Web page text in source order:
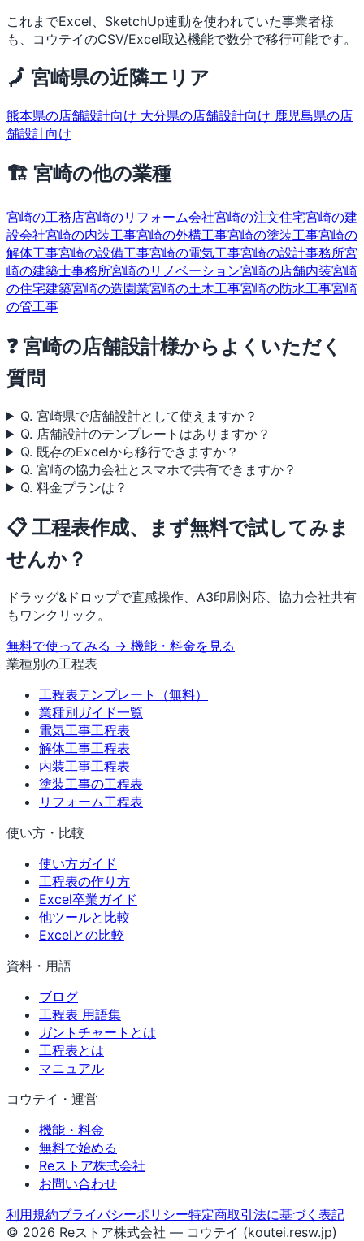
これまでExcel、SketchUp連動を使われていた事業者様
も、コウテイのCSV/Excel取込機能で数分で移行可能です。
🗾 宮崎県の近隣エリア
熊本県の店舗設計向け 大分県の店舗設計向け 鹿児島県の店
舗設計向け
🏗 宮崎の他の業種
宮崎の工務店宮崎のリフォーム会社宮崎の注文住宅宮崎の建
設会社宮崎の内装工事宮崎の外構工事宮崎の塗装工事宮崎の
解体工事宮崎の設備工事宮崎の電気工事宮崎の設計事務所宮
崎の建築士事務所宮崎のリノベーション宮崎の店舗内装宮崎
の住宅建築宮崎の造園業宮崎の土木工事宮崎の防水工事宮崎
の管工事
❓ 宮崎の店舗設計様からよくいただく
質問
Q. 宮崎県で店舗設計として使えますか？
Q. 店舗設計のテンプレートはありますか？
Q. 既存のExcelから移行できますか？
Q. 宮崎の協力会社とスマホで共有できますか？
Q. 料金プランは？
📋 工程表作成、まず無料で試してみま
せんか？
ドラッグ&ドロップで直感操作、A3印刷対応、協力会社共有
もワンクリック。
無料で使ってみる → 機能・料金を見る
業種別の工程表
工程表テンプレート（無料）
業種別ガイド一覧
電気工事工程表
解体工事工程表
内装工事工程表
塗装工事の工程表
リフォーム工程表
使い方・比較
使い方ガイド
工程表の作り方
Excel卒業ガイド
他ツールと比較
Excelとの比較
資料・用語
ブログ
工程表 用語集
ガントチャートとは
工程表とは
マニュアル
コウテイ・運営
機能・料金
無料で始める
Reストア株式会社
お問い合わせ
利用規約プライバシーポリシー特定商取引法に基づく表記
© 2026 Reストア株式会社 — コウテイ (koutei.resw.jp)